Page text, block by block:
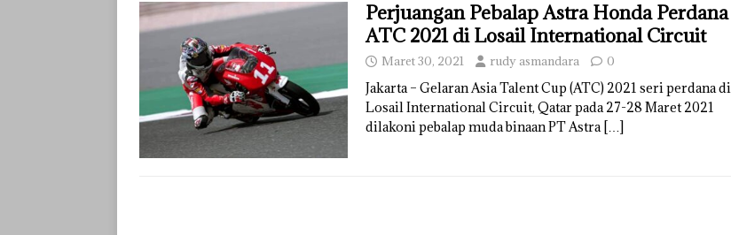
Perjuangan Pebalap Astra Honda Perdana
ATC 2021 di Losail International Circuit
Maret 30, 2021 rudy asmandara 0
Jakarta – Gelaran Asia Talent Cup (ATC) 2021 seri perdana di
Losail International Circuit, Qatar pada 27-28 Maret 2021
dilakoni pebalap muda binaan PT Astra […]